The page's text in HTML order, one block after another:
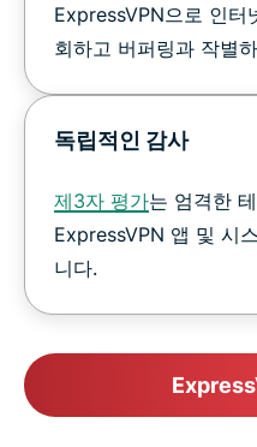
ExpressVPN으로 인터
회하고 버퍼링과 작별
독립적인 감사
제3자 평가는 엄격한
ExpressVPN 앱 및 시
니다.